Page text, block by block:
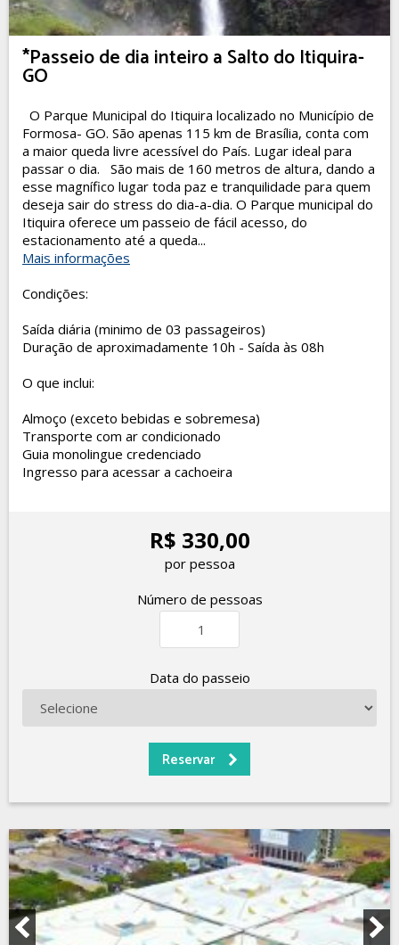
*Passeio de dia inteiro a Salto do Itiquira-
GO
O Parque Municipal do Itiquira localizado no Município de
Formosa- GO. São apenas 115 km de Brasília, conta com
a maior queda livre acessível do País. Lugar ideal para
passar o dia. São mais de 160 metros de altura, dando a
esse magnífico lugar toda paz e tranquilidade para quem
deseja sair do stress do dia-a-dia. O Parque municipal do
Itiquira oferece um passeio de fácil acesso, do
estacionamento até a queda...
Mais informações
Condições:
Saída diária (minimo de 03 passageiros)
Duração de aproximadamente 10h - Saída às 08h
O que inclui:
Almoço (exceto bebidas e sobremesa)
Transporte com ar condicionado
Guia monolingue credenciado
Ingresso para acessar a cachoeira
R$ 330,00
por pessoa
Número de pessoas
Data do passeio